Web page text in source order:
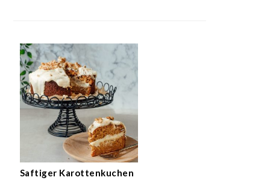
Saftiger Karottenkuchen